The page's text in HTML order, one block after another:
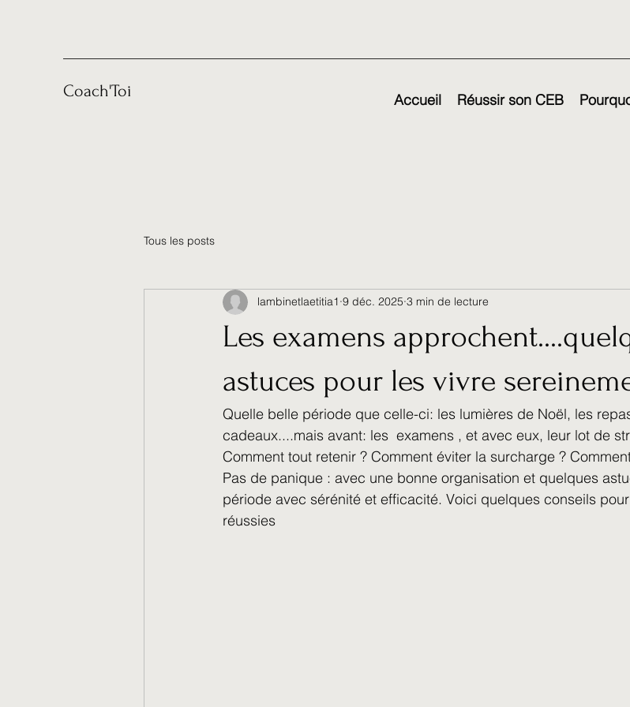
Coach'Toi Accueil Réussir son CEB
Tous les posts
Les examens
astuces pour les vivre
lambinetlaetitia1 9 déc. 2025 3 min de lecture
Quelle belle période que celle-ci: les lumières de Noël, les
cadeaux....mais avant: les  examens , et avec eux, leur lot de
Comment tout retenir ? Comment éviter la surcharge ?
Pas de panique : avec une bonne organisation et quelques
période avec sérénité et efficacité. Voici quelques conseils
réussies